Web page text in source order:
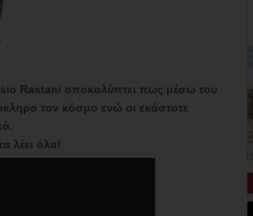
Rastani αποκαλύπτει πως μέσω του
τον κόσμο ενώ οι εκάστοτε
λέει όλα!